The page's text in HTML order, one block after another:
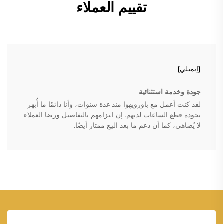
تقييم العملاء
(إيميلي)
جودة وخدمة استثنائية
لقد كنت أعمل مع باورويهوا منذ عدة سنوات، وأنا دائمًا ما أُبهر
بجودة قطع الساعات لديهم. إن التزامهم بالتفاصيل ورضا العملاء
لا يُضاهى، كما أن دعم ما بعد البيع ممتاز أيضًا.